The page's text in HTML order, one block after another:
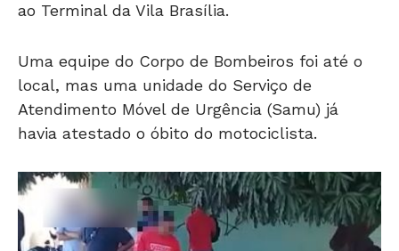
ao Terminal da Vila Brasília.
Uma equipe do Corpo de Bombeiros foi até o
local, mas uma unidade do Serviço de
Atendimento Móvel de Urgência (Samu) já
havia atestado o óbito do motociclista.